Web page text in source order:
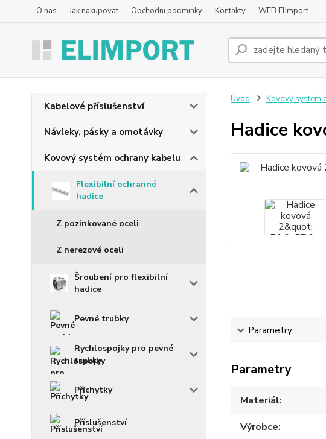
O nás Jak nakupovat Obchodní podmínky Kontakty WEB Elimport
Kabelové příslušenství
Návleky, pásky a omotávky
Kovový systém ochrany kabelu
Flexibilní ochranné
hadice
Z pozinkované oceli
Z nerezové oceli
Šroubení pro flexibilní
hadice
Pevné trubky
Rychlospojky pro pevné
trubky
Příchytky
Příslušenství
Úvod Kovový systém
Hadice
Parametry
Parametry
Materiál
Výrobce